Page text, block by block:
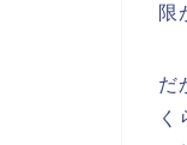
限
だ
く